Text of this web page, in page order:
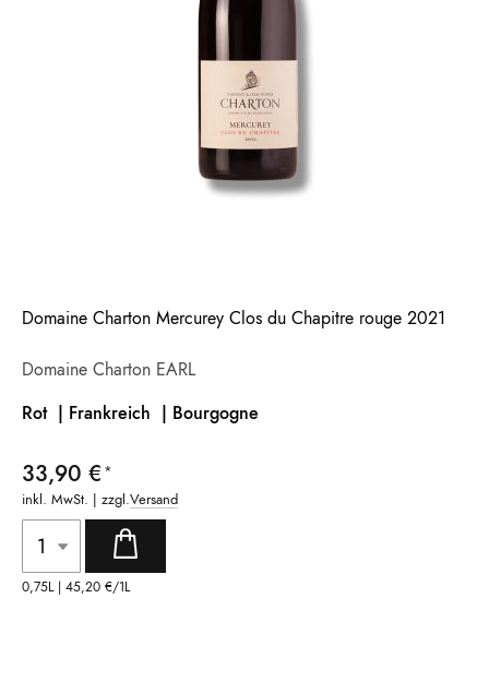
Domaine Charton Mercurey Clos du Chapitre rouge 2021
Domaine Charton EARL
Rot | Frankreich | Bourgogne
33,90 €
inkl. MwSt. | zzgl.Versand
0,75L | 45,20 €/1L